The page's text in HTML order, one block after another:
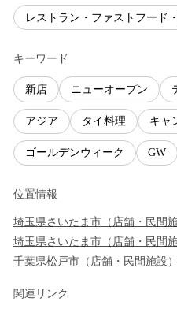
レストラン・ファストフード
キーワード
新店 ニューオープン
アジア タイ料理 キャ
ゴールデンウィーク GW
位置情報
埼玉県 さいたま市 （ 店舗・民間
埼玉県 さいたま市 （ 店舗・民間
千葉県松戸市 （ 店舗・民間施設 ）
関連リンク